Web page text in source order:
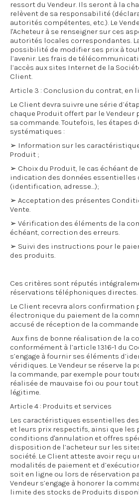
ressort du Vendeur. Ils seront à la
relèvent de sa responsabilité
autorités compétentes, etc.). Le
l'Acheteur à se renseigner sur ces
autorités locales correspondantes.
possibilité de modifier ses prix à
l’avenir. Les frais de
l’accès aux sites Internet de la
Client.
Article 3 : Conclusion du contrat, en
Le Client devra suivre une série
chaque Produit offert par le
sa commande. Toutefois, les étapes
systématiques :
➢ Information sur les
Produit ;
➢ Choix du Produit, le cas échéant
indication des données essentielles
(identification, adresse…);
➢ Acceptation des présentes
Vente.
➢ Vérification des éléments de la
échéant, correction des erreurs.
➢ Suivi des instructions pour le
des produits.
Ces critères sont réputés
réservations téléphoniques directes.
Le Client recevra alors confirmation
électronique du paiement de la
accusé de réception de la
Aux fins de bonne réalisation de la
conformément à l’article 1316-1 du
s’engage à fournir ses éléments
véridiques. Le Vendeur se réserve la
la commande, par exemple pour
réalisée de mauvaise foi ou pour
légitime.
Article 4 : Produits et services
Les caractéristiques essentielles
et leurs prix respectifs, ainsi que les
conditions d'annulation et offres
disposition de l’acheteur sur les
société. Le Client atteste avoir reçu
modalités de paiement et
soit en ligne ou lors de réservation
Vendeur s’engage à honorer la
limite des stocks de Produits